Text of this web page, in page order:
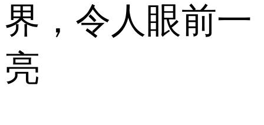
界，令人眼前一
亮